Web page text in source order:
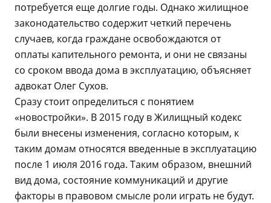
потребуется еще долгие годы. Однако жилищное
законодательство содержит четкий перечень
случаев, когда граждане освобождаются от
оплаты капительного ремонта, и они не связаны
со сроком ввода дома в эксплуатацию, объясняет
адвокат Олег Сухов.
Сразу стоит определиться с понятием
«новостройки». В 2015 году в Жилищный кодекс
были внесены изменения, согласно которым, к
таким домам относятся введенные в эксплуатацию
после 1 июля 2016 года. Таким образом, внешний
вид дома, состояние коммуникаций и другие
факторы в правовом смысле роли играть не будут.